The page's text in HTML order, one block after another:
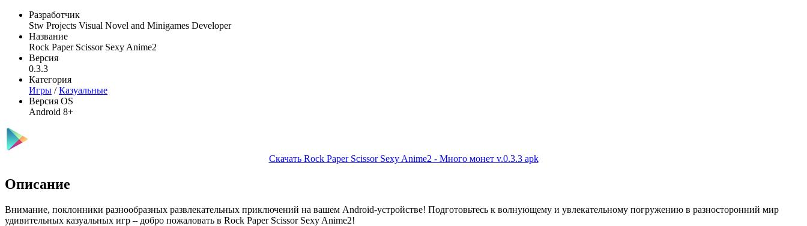
Разработчик
Stw Projects Visual Novel and Minigames Developer
Название
Rock Paper Scissor Sexy Anime2
Версия
0.3.3
Категория
Игры /Казуальные
Версия OS
Android 8+
Скачать Rock Paper Scissor Sexy Anime2 - Много монет v.0.3.3 apk
Описание
Внимание, поклонники разнообразных развлекательных приключений на вашем Android-устройстве! Подготовьтесь к волнующему и увлекательному погружению в разносторонний мир
удивительных казуальных игр – добро пожаловать в Rock Paper Scissor Sexy Anime2!